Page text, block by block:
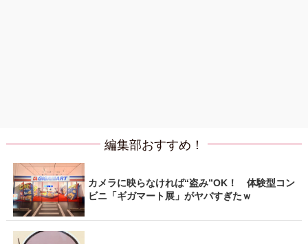
編集部おすすめ！
カメラに映らなければ“盗み”OK！ 体験型コン
ビニ「ギガマート展」がヤバすぎたｗ